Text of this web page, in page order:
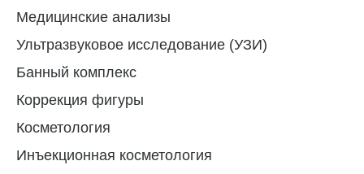
Медицинские анализы
Ультразвуковое исследование (УЗИ)
Банный комплекс
Коррекция фигуры
Косметология
Инъекционная косметология